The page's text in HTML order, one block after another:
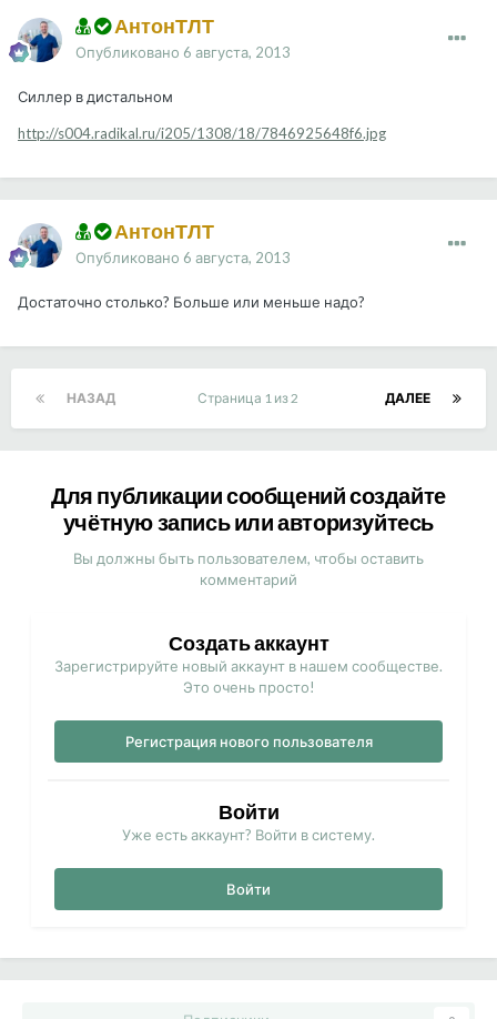
АнтонТЛТ
Опубликовано 6 августа, 2013
Силлер в дистальном
http://s004.radikal.ru/i205/1308/18/7846925648f6.jpg
АнтонТЛТ
Опубликовано 6 августа, 2013
Достаточно столько? Больше или меньше надо?
НАЗАД ДАЛЕЕ
Страница 1 из 2
Для публикации сообщений создайте
учётную запись или авторизуйтесь
Вы должны быть пользователем, чтобы оставить
комментарий
Создать аккаунт
Зарегистрируйте новый аккаунт в нашем сообществе.
Это очень просто!
Регистрация нового пользователя
Войти
Уже есть аккаунт? Войти в систему.
Войти